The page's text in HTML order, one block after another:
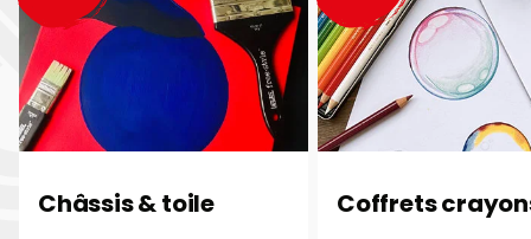
Châssis & toile Coffrets